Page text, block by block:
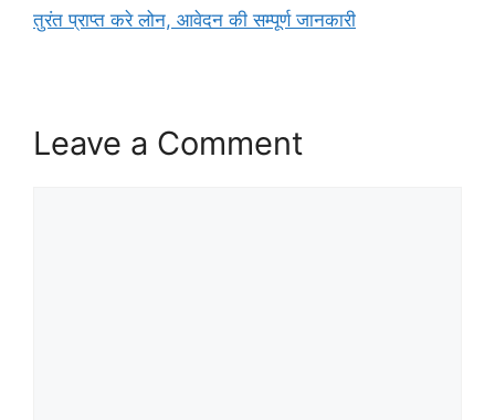
तुरंत प्राप्त करे लोन, आवेदन की सम्पूर्ण जानकारी
Leave a Comment